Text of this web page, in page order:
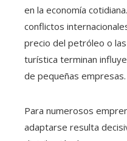
en la economía
conflictos
precio del petróleo o
turística terminan
de pequeñas empresas.
Para numerosos
adaptarse resulta